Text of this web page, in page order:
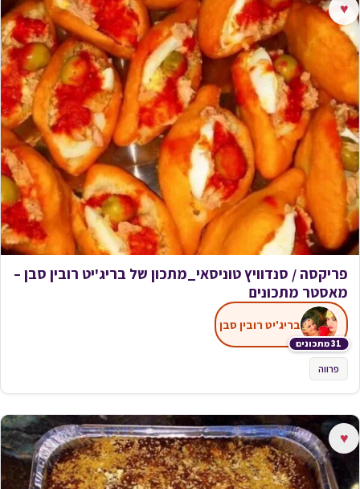
♥
פריקסה / סנדוויץ טוניסאי_מתכון של בריג'יט רובין סבן –
מאסטר מתכונים
31 מתכונים
בריג'יט רובין סבן
פרווה
♥